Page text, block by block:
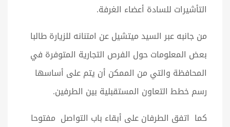
التأشيرات للسادة أعضاء الغرفة.
من جانبه عبر السيد ميتشيل عن امتنانه للزيارة طالبا
بعض المعلومات حول الفرص التجارية المتوفرة في
المحافظة والتي من الممكن أن يتم على أساسها
رسم خطط التعاون المستقبلية بين الطرفين.
كما اتفق الطرفان على أبقاء باب التواصل مفتوحا